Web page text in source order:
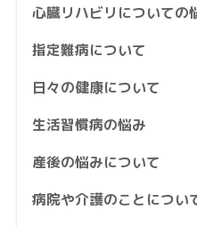
心臓リハビリについての
指定難病について
日々の健康について
生活習慣病の悩み
産後の悩みについて
病院や介護のことについ